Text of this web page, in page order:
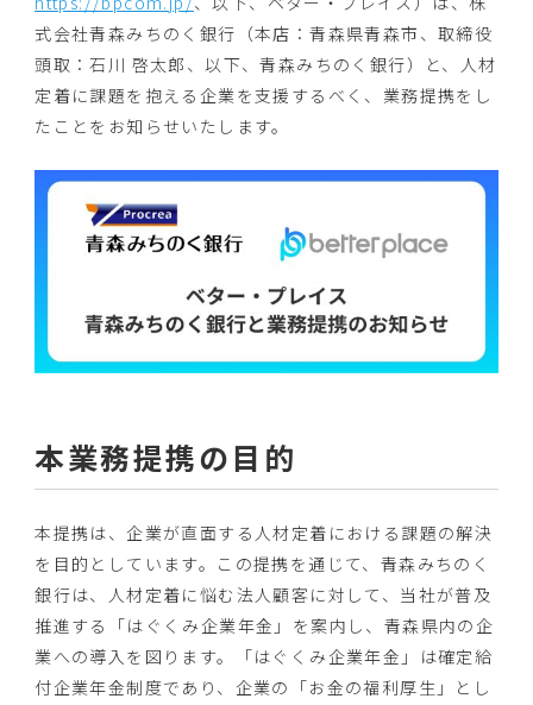
式会社青森みちのく銀行（本店：青森県青森市、取締役
頭取：石川 啓太郎、以下、青森みちのく銀行）と、人材
定着に課題を抱える企業を支援するべく、業務提携をし
たことをお知らせいたします。
本業務提携の目的
本提携は、企業が直面する人材定着における課題の解決
を目的としています。この提携を通じて、青森みちのく
銀行は、人材定着に悩む法人顧客に対して、当社が普及
推進する「はぐくみ企業年金」を案内し、青森県内の企
業への導入を図ります。「はぐくみ企業年金」は確定給
付企業年金制度であり、企業の「お金の福利厚生」とし